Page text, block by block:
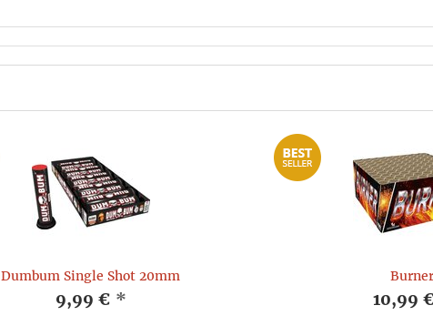
Dumbum Single Shot 20mm
9,99 € *
Burner
10,99